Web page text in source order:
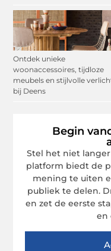
Ontdek unieke
woonaccessoires, tijdloze
meubels en stijlvolle
bij Deens
Begin
Stel het niet
platform biedt de
mening te uiten
publiek te delen.
en zet de eerste
en